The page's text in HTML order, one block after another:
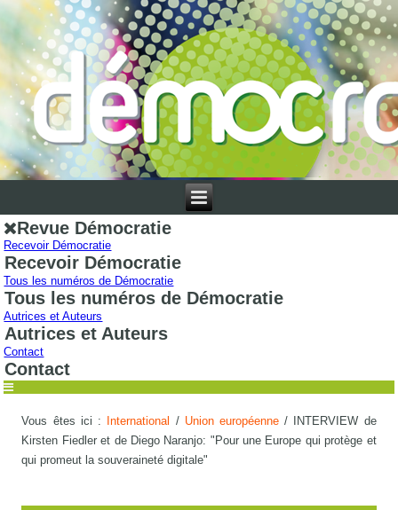
Revue Démocratie
Recevoir Démocratie
Recevoir Démocratie
Tous les numéros de Démocratie
Tous les numéros de Démocratie
Autrices et Auteurs
Autrices et Auteurs
Contact
Contact
Vous êtes ici : International / Union européenne/
INTERVIEW de
Kirsten Fiedler et de Diego Naranjo: "Pour une Europe qui protège et
qui promeut la souveraineté digitale"